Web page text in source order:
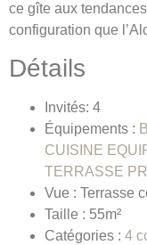
ce gîte aux
configuration que
Détails
Invités: 4
Équipements :
CUISINE
TERRASSE
Vue : Terrasse
Taille : 55m²
Catégories : 4